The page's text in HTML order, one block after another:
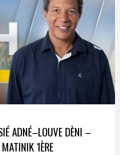
ADNÉ–LOUVE DÈNI –
1ÈRE